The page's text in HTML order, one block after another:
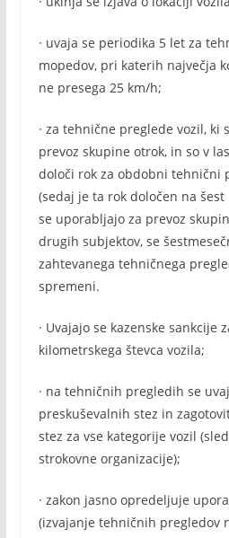
· uvaja se periodika 5 let za
mopedov, pri katerih največja
ne presega 25 km/h;
· za tehnične preglede vozil, ki
prevoz skupine otrok, in so v
določi rok za obdobni tehnični
(sedaj je ta rok določen na šest
se uporabljajo za prevoz
drugih subjektov, se
zahtevanega tehničnega
spremeni.
· Uvajajo se kazenske sankcije
kilometrskega števca vozila;
· na tehničnih pregledih se
preskuševalnih stez in
stez za vse kategorije vozil
strokovne organizacije);
· zakon jasno opredeljuje
(izvajanje tehničnih pregledov